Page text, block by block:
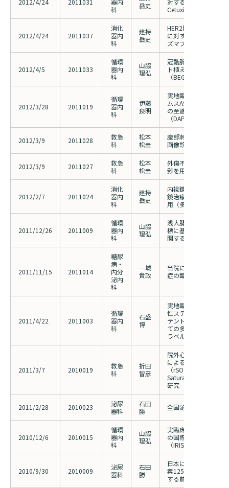
2012/4/24 2011031
器内
科
岳史
対するFOLFIRI＋
Cetuximab併用療法
2012/4/24 2011037
消化
器内
科
建持
岳史
HER2陽性65歳以上の
に対するティーエス
ズマブ併用療法の第II
2012/4/5 2011033
循環
器内
科
山脇
理弘
冠動脈分岐部への薬
ト植え込みの多施設
（BEGIN)
2012/3/28 2011019
循環
器内
科
伊藤
良明
実地臨床における
ムスA9エリューティ
の至適二剤併用抗血
（DAPT)期間の検討
2012/3/9 2011028
救急
科
松本
松圭
腹部刺創患者におけ
画像診断の有用性
2012/3/9 2011027
救急
科
松本
松圭
外傷不顕性気胸にお
影を用いた画像診断
2012/2/7 2011024
消化
器内
科
建持
岳史
内視鏡洗浄廃液を用
鏡治療後異時再発の
用（多施設共同研究）
2011/12/26 2011009
循環
器内
科
山脇
理弘
浅大腿動脈病変に対
標に基づいた血管内
関する観察研究（
2011/11/15 2011014
糖尿
病・
内分
泌内
科
一城
貴政
当院における原発性
症の臨床解析
2011/4/22 2011003
循環
器内
科
石盛
博
実地臨床におけるバ
性ステントとエベロ
テントの有効性およ
ての多施設前向き無
ラベル比較試験
2011/3/7 2010019
救急
科
折田
智彦
院外心肺停止患者に
による無侵襲脳局所
（rSO2 : Regional
Saturation)測定の有
研究
2011/2/28 2010023
泌尿
器科
石田
勝
全国泌尿器癌登録
2010/12/6 2010015
循環
器内
科
山脇
理弘
実臨床における左冠
の国際多施設、前向
（IRIS-MAIN）
2010/9/30 2010009
泌尿
器科
石田
勝
日本における前立腺
素125密封小線源永久
する前向きコホート